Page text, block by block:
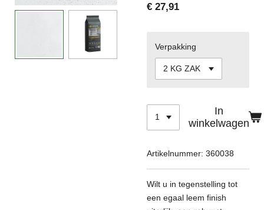
€ 27,91
Verpakking
In
winkelwagen
Artikelnummer: 360038
Wilt u in tegenstelling tot
een egaal leem finish